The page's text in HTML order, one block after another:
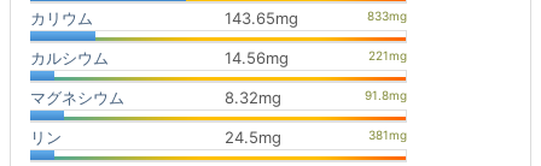
カリウム 143.65mg
カルシウム 14.56mg
マグネシウム 8.32mg
リン 24.5mg